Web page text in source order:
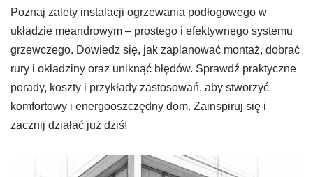
Poznaj zalety instalacji ogrzewania podłogowego w
układzie meandrowym – prostego i efektywnego systemu
grzewczego. Dowiedz się, jak zaplanować montaż, dobrać
rury i okładziny oraz uniknąć błędów. Sprawdź praktyczne
porady, koszty i przykłady zastosowań, aby stworzyć
komfortowy i energooszczędny dom. Zainspiruj się i
zacznij działać już dziś!